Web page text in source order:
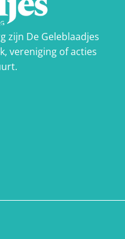
zijn De Geleblaadjes
vereniging of acties